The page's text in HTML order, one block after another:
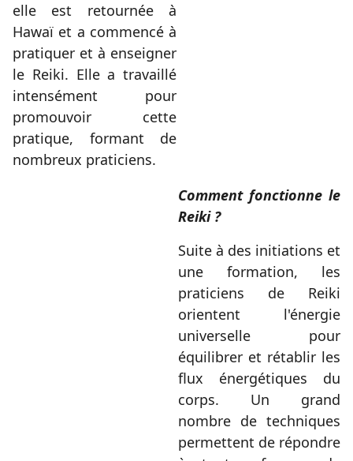
elle est retournée à
Hawaï et a commencé à
pratiquer et à enseigner
le Reiki. Elle a travaillé
intensément pour
promouvoir cette
pratique, formant de
nombreux praticiens.
Comment fonctionne le
Reiki ?
Suite à des initiations et
une formation, les
praticiens de Reiki
orientent l'énergie
universelle pour
équilibrer et rétablir les
flux énergétiques du
corps. Un grand
nombre de techniques
permettent de répondre